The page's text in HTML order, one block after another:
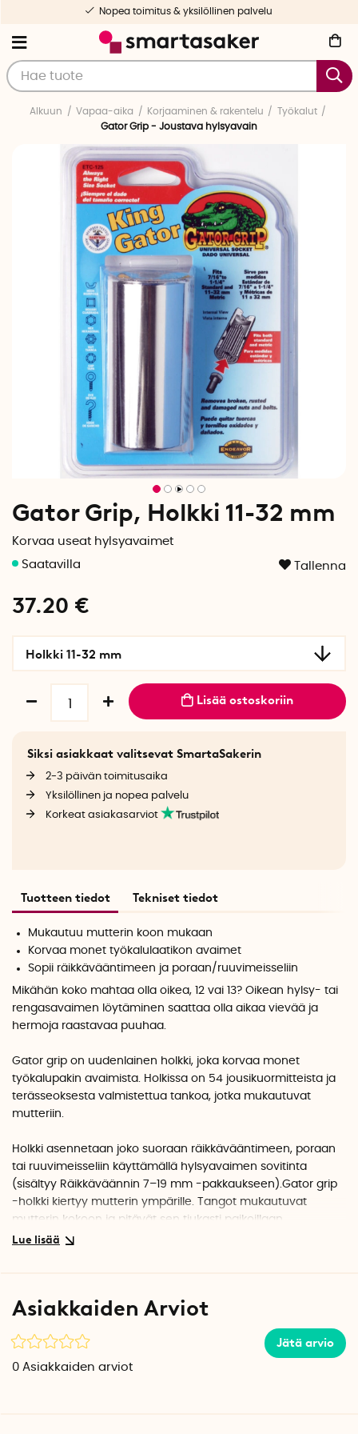
Nopea toimitus & yksilöllinen palvelu
Alkuun Vapaa-aika Korjaaminen & rakentelu
Työkalut
Gator Grip - Joustava hylsyavain
Gator Grip, Holkki 11-32 mm
Korvaa useat hylsyavaimet
Tallenna
37.20 €
Holkki 11-32 mm
Lisää ostoskoriin
Siksi asiakkaat valitsevat SmartaSakerin
2-3 päivän toimitusaika
Yksilöllinen ja nopea palvelu
Korkeat asiakasarviot
Tuotteen tiedot Tekniset tiedot
Mukautuu mutterin koon mukaan
Korvaa monet työkalulaatikon avaimet
Sopii räikkävääntimeen ja poraan/ruuvimeisseliin
Mikähän koko mahtaa olla oikea, 12 vai 13? Oikean hylsy- tai
rengasavaimen löytäminen saattaa olla aikaa vievää ja
hermoja raastavaa puuhaa.
Gator grip on uudenlainen holkki, joka korvaa monet
työkalupakin avaimista. Holkissa on 54 jousikuormitteista ja
terässeoksesta valmistettua tankoa, jotka mukautuvat
mutteriin.
Holkki asennetaan joko suoraan räikkävääntimeen, poraan
tai ruuvimeisseliin käyttämällä hylsyavaimen sovitinta
(sisältyy Räikkäväännin 7–19 mm -pakkaukseen).Gator grip
-holkki kiertyy mutterin ympärille. Tangot mukautuvat
mutterin kokoon ja pitävät sen tiukasti paikoillaan.
Saatavilla on pakkaus, johon sisältyy räikkäväännin ja holkki,
Gator grip – Räikkäväännin 3/8\", holkki 7–19 mm jasovitin
Asiakkaiden Arviot
Jätä arvio
0 Asiakkaiden arviot